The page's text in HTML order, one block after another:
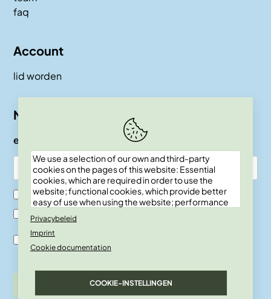
We use a selection of our own and third-party
cookies on the pages of this website: Essential
cookies, which are required in order to use the
website; functional cookies, which provide better
easy of use when using the website; performance
data on website use and statistics; and marketing
cookies, which are used to display relevant
content and advertising. If you choose "ACCEPT
revoke your consent for the future at any time
under "Settings".
Privacybeleid
Imprint
Cookie documentation
COOKIE-INSTELLINGEN
faq
Account
lid worden
Nieuwsbrief
e-mail
Ik ben SKEPP lid
Ik ben geen SKEPP lid
Ik ben akkoord met de verwerkingsvoor-waarden en
privacy policy.